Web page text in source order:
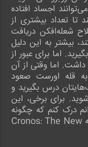
اجساد افتاده
تا تعداد بیشتری از
شعله‌افکن دریافت
بیشتر به این دلیل
اما برای عبور از
داشت. اما وقتی از آن
قله اورست صعود
درس بگیرید و
برای برخی، این
درک کنم که چگونه
دست نگه داشتن و تسلیم شدن با آنچه Cronos: The New